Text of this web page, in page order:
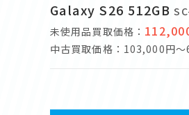
Galaxy S26 512GB
未使用品買取価格：
中古買取価格：103,000円